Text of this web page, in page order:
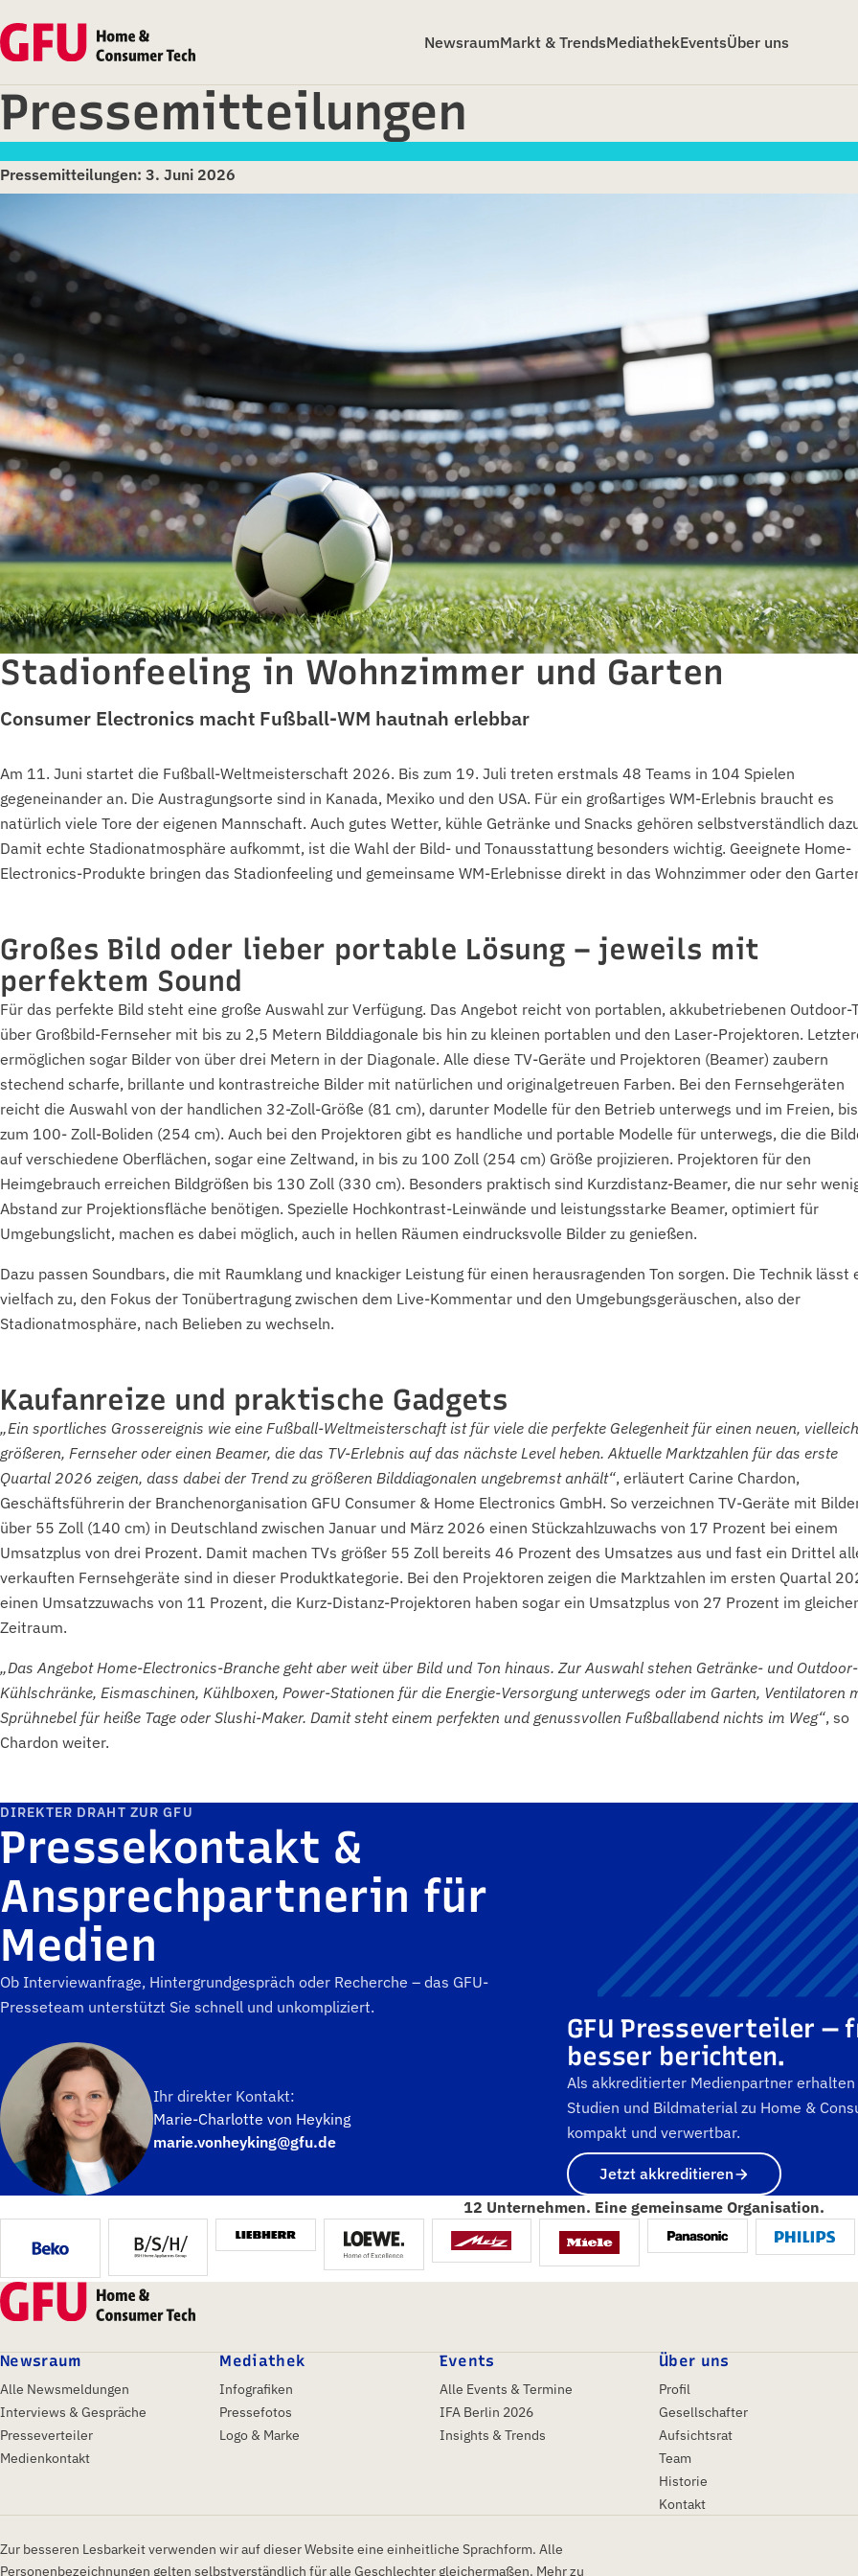
NewsraumMarkt & TrendsMediathekEventsÜber uns
Pressemitteilungen
Pressemitteilungen: 3. Juni 2026
Stadionfeeling in Wohnzimmer und Garten
Consumer Electronics macht Fußball-WM hautnah erlebbar
Am 11. Juni startet die Fußball-Weltmeisterschaft 2026. Bis zum 19. Juli treten erstmals 48 Teams in 104 Spielen
gegeneinander an. Die Austragungsorte sind in Kanada, Mexiko und den USA. Für ein großartiges WM-Erlebnis braucht es
natürlich viele Tore der eigenen Mannschaft. Auch gutes Wetter, kühle Getränke und Snacks gehören selbstverständlich
Damit echte Stadionatmosphäre aufkommt, ist die Wahl der Bild- und Tonausstattung besonders wichtig. Geeignete Home-
Electronics-Produkte bringen das Stadionfeeling und gemeinsame WM-Erlebnisse direkt in das Wohnzimmer oder den
Großes Bild oder lieber portable Lösung – jeweils mit
perfektem Sound
Für das perfekte Bild steht eine große Auswahl zur Verfügung. Das Angebot reicht von portablen, akkubetriebenen Outdoor-
über Großbild-Fernseher mit bis zu 2,5 Metern Bilddiagonale bis hin zu kleinen portablen und den Laser-Projektoren.
ermöglichen sogar Bilder von über drei Metern in der Diagonale. Alle diese TV-Geräte und Projektoren (Beamer) zaubern
stechend scharfe, brillante und kontrastreiche Bilder mit natürlichen und originalgetreuen Farben. Bei den Fernsehgeräten
reicht die Auswahl von der handlichen 32-Zoll-Größe (81 cm), darunter Modelle für den Betrieb unterwegs und im Freien, bis
zum 100- Zoll-Boliden (254 cm). Auch bei den Projektoren gibt es handliche und portable Modelle für unterwegs, die die
auf verschiedene Oberflächen, sogar eine Zeltwand, in bis zu 100 Zoll (254 cm) Größe projizieren. Projektoren für den
Heimgebrauch erreichen Bildgrößen bis 130 Zoll (330 cm). Besonders praktisch sind Kurzdistanz-Beamer, die nur sehr
Abstand zur Projektionsfläche benötigen. Spezielle Hochkontrast-Leinwände und leistungsstarke Beamer, optimiert für
Umgebungslicht, machen es dabei möglich, auch in hellen Räumen eindrucksvolle Bilder zu genießen.
Dazu passen Soundbars, die mit Raumklang und knackiger Leistung für einen herausragenden Ton sorgen. Die Technik lässt
vielfach zu, den Fokus der Tonübertragung zwischen dem Live-Kommentar und den Umgebungsgeräuschen, also der
Stadionatmosphäre, nach Belieben zu wechseln.
Kaufanreize und praktische Gadgets
„Ein sportliches Grossereignis wie eine Fußball-Weltmeisterschaft ist für viele die perfekte Gelegenheit für einen neuen,
größeren, Fernseher oder einen Beamer, die das TV-Erlebnis auf das nächste Level heben. Aktuelle Marktzahlen für das erste
Quartal 2026 zeigen, dass dabei der Trend zu größeren Bilddiagonalen ungebremst anhält“, erläutert Carine Chardon,
Geschäftsführerin der Branchenorganisation GFU Consumer & Home Electronics GmbH. So verzeichnen TV-Geräte mit
über 55 Zoll (140 cm) in Deutschland zwischen Januar und März 2026 einen Stückzahlzuwachs von 17 Prozent bei einem
Umsatzplus von drei Prozent. Damit machen TVs größer 55 Zoll bereits 46 Prozent des Umsatzes aus und fast ein Drittel
verkauften Fernsehgeräte sind in dieser Produktkategorie. Bei den Projektoren zeigen die Marktzahlen im ersten Quartal
einen Umsatzzuwachs von 11 Prozent, die Kurz-Distanz-Projektoren haben sogar ein Umsatzplus von 27 Prozent im
Zeitraum.
„Das Angebot Home-Electronics-Branche geht aber weit über Bild und Ton hinaus. Zur Auswahl stehen Getränke- und Outdoor-
Kühlschränke, Eismaschinen, Kühlboxen, Power-Stationen für die Energie-Versorgung unterwegs oder im Garten, Ventilatoren
Sprühnebel für heiße Tage oder Slushi-Maker. Damit steht einem perfekten und genussvollen Fußballabend nichts im Weg“, so
Chardon weiter.
DIREKTER DRAHT ZUR GFU
Pressekontakt &
Ansprechpartnerin für
Medien
Ob Interviewanfrage, Hintergrundgespräch oder Recherche – das GFU-
Presseteam unterstützt Sie schnell und unkompliziert.
Ihr direkter Kontakt:
Marie-Charlotte von Heyking
marie.vonheyking@gfu.de
GFU Presseverteiler
besser berichten.
Als akkreditierter Medienpartner
Studien und Bildmaterial zu Home &
kompakt und verwertbar.
Jetzt akkreditieren
12 Unternehmen. Eine gemeinsame Organisation.
Newsraum
Alle Newsmeldungen
Interviews & Gespräche
Presseverteiler
Medienkontakt
Mediathek
Infografiken
Pressefotos
Logo & Marke
Events
Alle Events & Termine
IFA Berlin 2026
Insights & Trends
Über uns
Profil
Gesellschafter
Aufsichtsrat
Team
Historie
Kontakt
Zur besseren Lesbarkeit verwenden wir auf dieser Website eine einheitliche Sprachform. Alle
Personenbezeichnungen gelten selbstverständlich für alle Geschlechter gleichermaßen. Mehr zu